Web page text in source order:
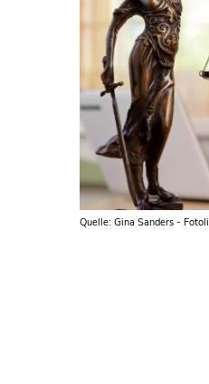
Quelle: Gina Sanders -